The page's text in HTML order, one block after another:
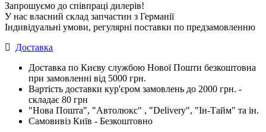
Запрошуємо до співпраці дилерів!
У нас власний склад запчастин з Германії
Індивідуальні умови, регулярні поставки по предзамовленню
Доставка
Доставка по Києву службою Нової Пошти безкоштовна
при замовленні від 5000 грн.
Вартість доставки кур'єром замовлень до 2000 грн. -
складає 80 грн
"Нова Пошта", "Автолюкс" , "Delivery", "Iн-Тайм" та ін.
Самовивіз Київ - Безкоштовно